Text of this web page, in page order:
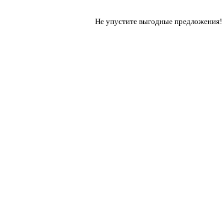
Не упустите выгодные предложения!